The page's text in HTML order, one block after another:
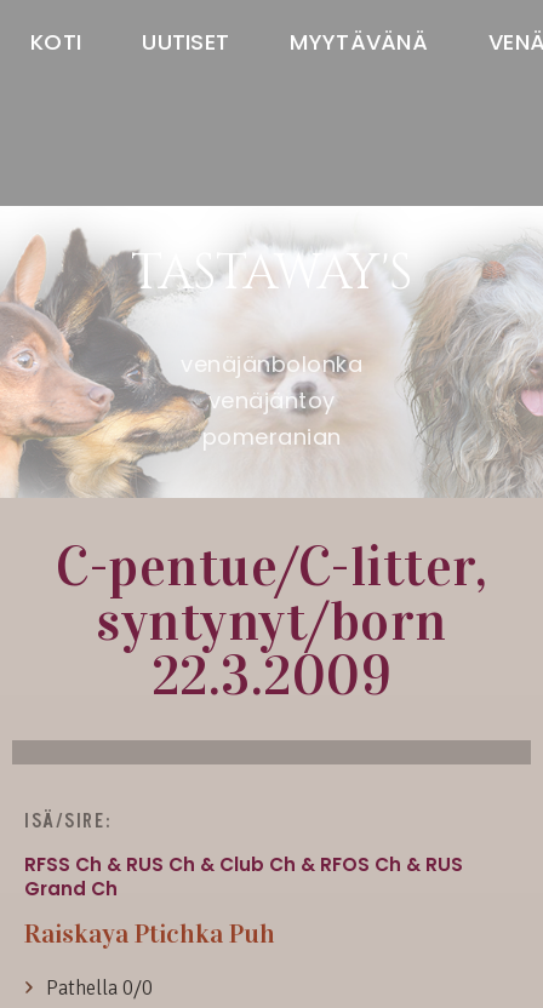
KOTI UUTISET MYYTÄVÄNÄ
TASTAWAY'S
venäjänbolonka
venäjäntoy
pomeranian
C-pentue/C-litter,
syntynyt/born
22.3.2009
ISÄ/SIRE:
RFSS Ch & RUS Ch & Club Ch & RFOS Ch & RUS
Grand Ch
Raiskaya Ptichka Puh
Pathella 0/0